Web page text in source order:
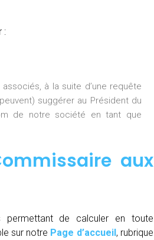
:
à la suite d’une requête
suggérer au Président du
de notre société en tant que
aux
de calculer en toute
sur notre Page d’accueil, rubrique